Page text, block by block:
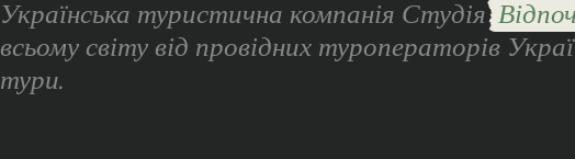
Українська туристична компанія Студія
всьому світу від провідних туроператорів
тури.